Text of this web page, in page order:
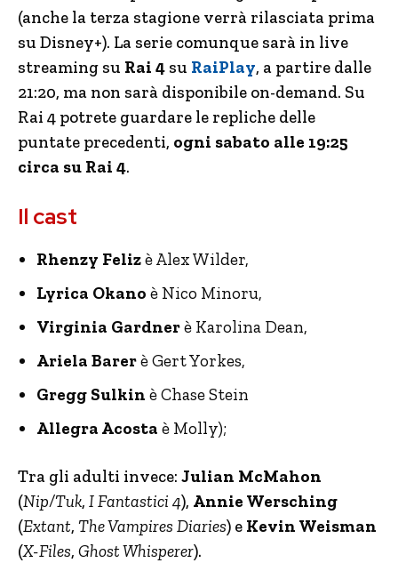
(anche la terza stagione verrà rilasciata prima
su Disney+). La serie comunque sarà in live
streaming su Rai 4 su RaiPlay, a partire dalle
21:20, ma non sarà disponibile on-demand. Su
Rai 4 potrete guardare le repliche delle
puntate precedenti, ogni sabato alle 19:25
circa su Rai 4.
Il cast
Rhenzy Felizè Alex Wilder,
Lyrica Okano è Nico Minoru,
Virginia Gardnerè Karolina Dean,
Ariela Barerè Gert Yorkes,
Gregg Sulkin è Chase Stein
Allegra Acosta è Molly);
Tra gli adulti invece: Julian McMahon
(Nip/Tuk, I Fantastici 4), Annie Wersching
(Extant, The Vampires Diaries) e Kevin Weisman
(X-Files, Ghost Whisperer).